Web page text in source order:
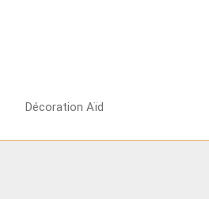
Décoration Aïd